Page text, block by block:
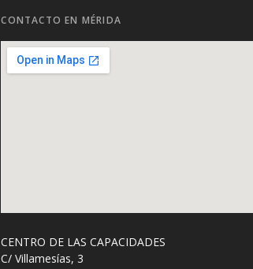
CONTACTO EN MÉRIDA
CENTRO DE LAS CAPACIDADES
C/ Villamesías, 3